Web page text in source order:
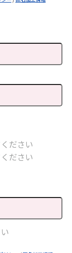
ださい
ださい